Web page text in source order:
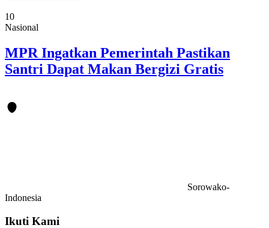
10
Nasional
MPR Ingatkan Pemerintah Pastikan
Santri Dapat Makan Bergizi Gratis
Sorowako-
Indonesia
Ikuti Kami